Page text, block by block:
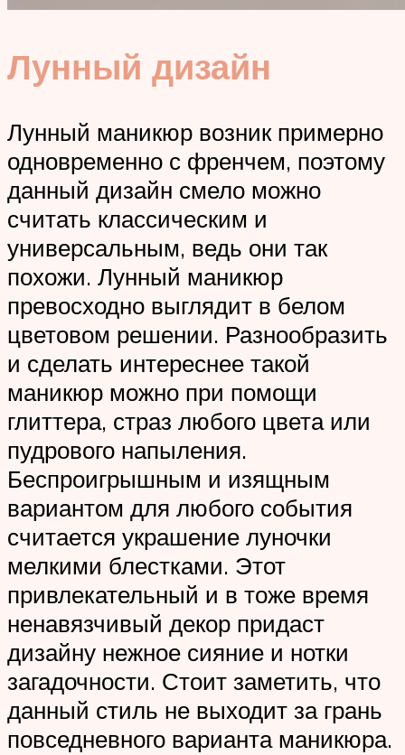
Лунный дизайн
Лунный маникюр возник примерно
одновременно с френчем, поэтому
данный дизайн смело можно
считать классическим и
универсальным, ведь они так
похожи. Лунный маникюр
превосходно выглядит в белом
цветовом решении. Разнообразить
и сделать интереснее такой
маникюр можно при помощи
глиттера, страз любого цвета или
пудрового напыления.
Беспроигрышным и изящным
вариантом для любого события
считается украшение луночки
мелкими блестками. Этот
привлекательный и в тоже время
ненавязчивый декор придаст
дизайну нежное сияние и нотки
загадочности. Стоит заметить, что
данный стиль не выходит за грань
повседневного варианта маникюра.